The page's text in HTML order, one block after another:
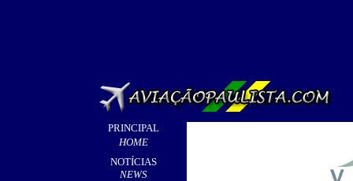
PRINCIPAL
HOME
NOTÍCIAS
NEWS